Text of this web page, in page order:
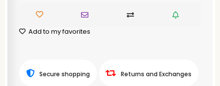
Add to my favorites
Secure shopping Returns and Exchanges